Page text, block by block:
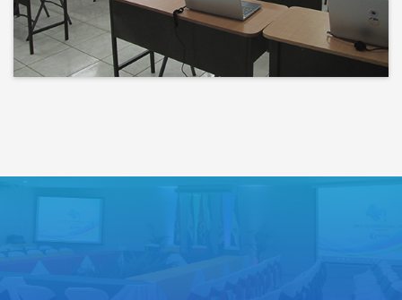
todos tus mañanas